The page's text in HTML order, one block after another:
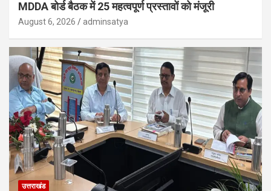
MDDA बोर्ड बैठक में 25 महत्वपूर्ण प्रस्तावों को मंजूरी
August 6, 2026 adminsatya
उत्तराखंड